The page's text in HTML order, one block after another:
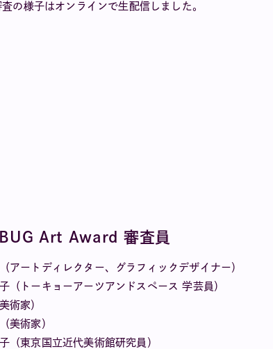
様子はオンラインで生配信しました。
Art Award 審査員
アートディレクター、グラフィックデザイナー）
（トーキョーアーツアンドスペース 学芸員）
術家）
美術家）
（東京国立近代美術館研究員）